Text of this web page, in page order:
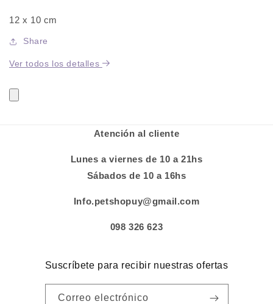
12 x 10 cm
Share
Ver todos los detalles
Atención al cliente
Lunes a viernes de 10 a 21hs
Sábados de 10 a 16hs
Info.petshopuy@gmail.com
098 326 623
Suscríbete para recibir nuestras ofertas
Correo electrónico